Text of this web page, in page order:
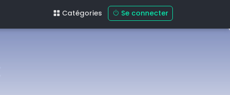
Catégories Se connecter